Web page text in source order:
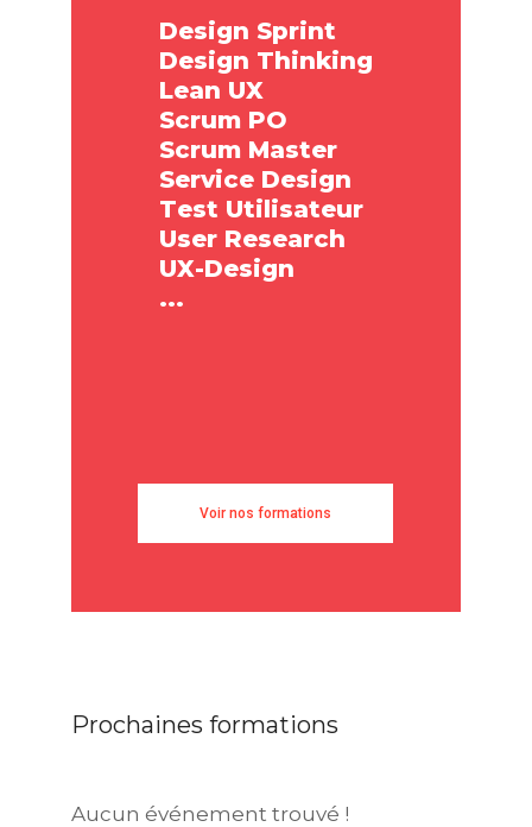
Design Sprint
Design Thinking
Lean UX
Scrum PO
Scrum Master
Service Design
Test Utilisateur
User Research
UX-Design
...
Voir nos formations
Prochaines formations
Aucun événement trouvé !